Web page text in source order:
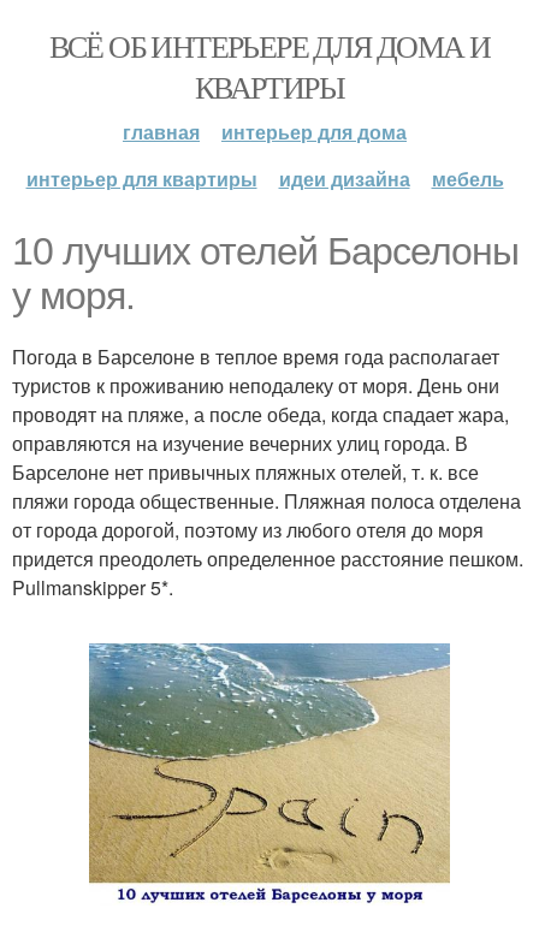
ВСЁ ОБ ИНТЕРЬЕРЕ ДЛЯ ДОМА И
КВАРТИРЫ
главная
интерьер для дома
интерьер для квартиры
идеи дизайна мебель
10 лучших отелей Барселоны
у моря.
Погода в Барселоне в теплое время года располагает
туристов к проживанию неподалеку от моря. День они
проводят на пляже, а после обеда, когда спадает жара,
оправляются на изучение вечерних улиц города. В
Барселоне нет привычных пляжных отелей, т. к. все
пляжи города общественные. Пляжная полоса отделена
от города дорогой, поэтому из любого отеля до моря
придется преодолеть определенное расстояние пешком.
Pullmanskipper 5*.